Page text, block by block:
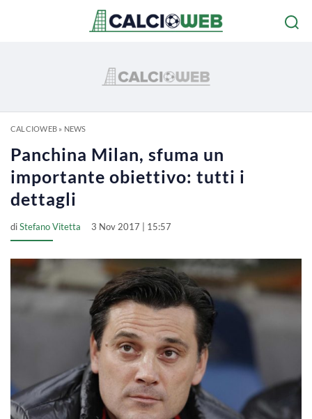
CALCIOWEB» NEWS
Panchina Milan, sfuma un
importante obiettivo: tutti i
dettagli
diStefano Vitetta 3 Nov 2017 | 15:57